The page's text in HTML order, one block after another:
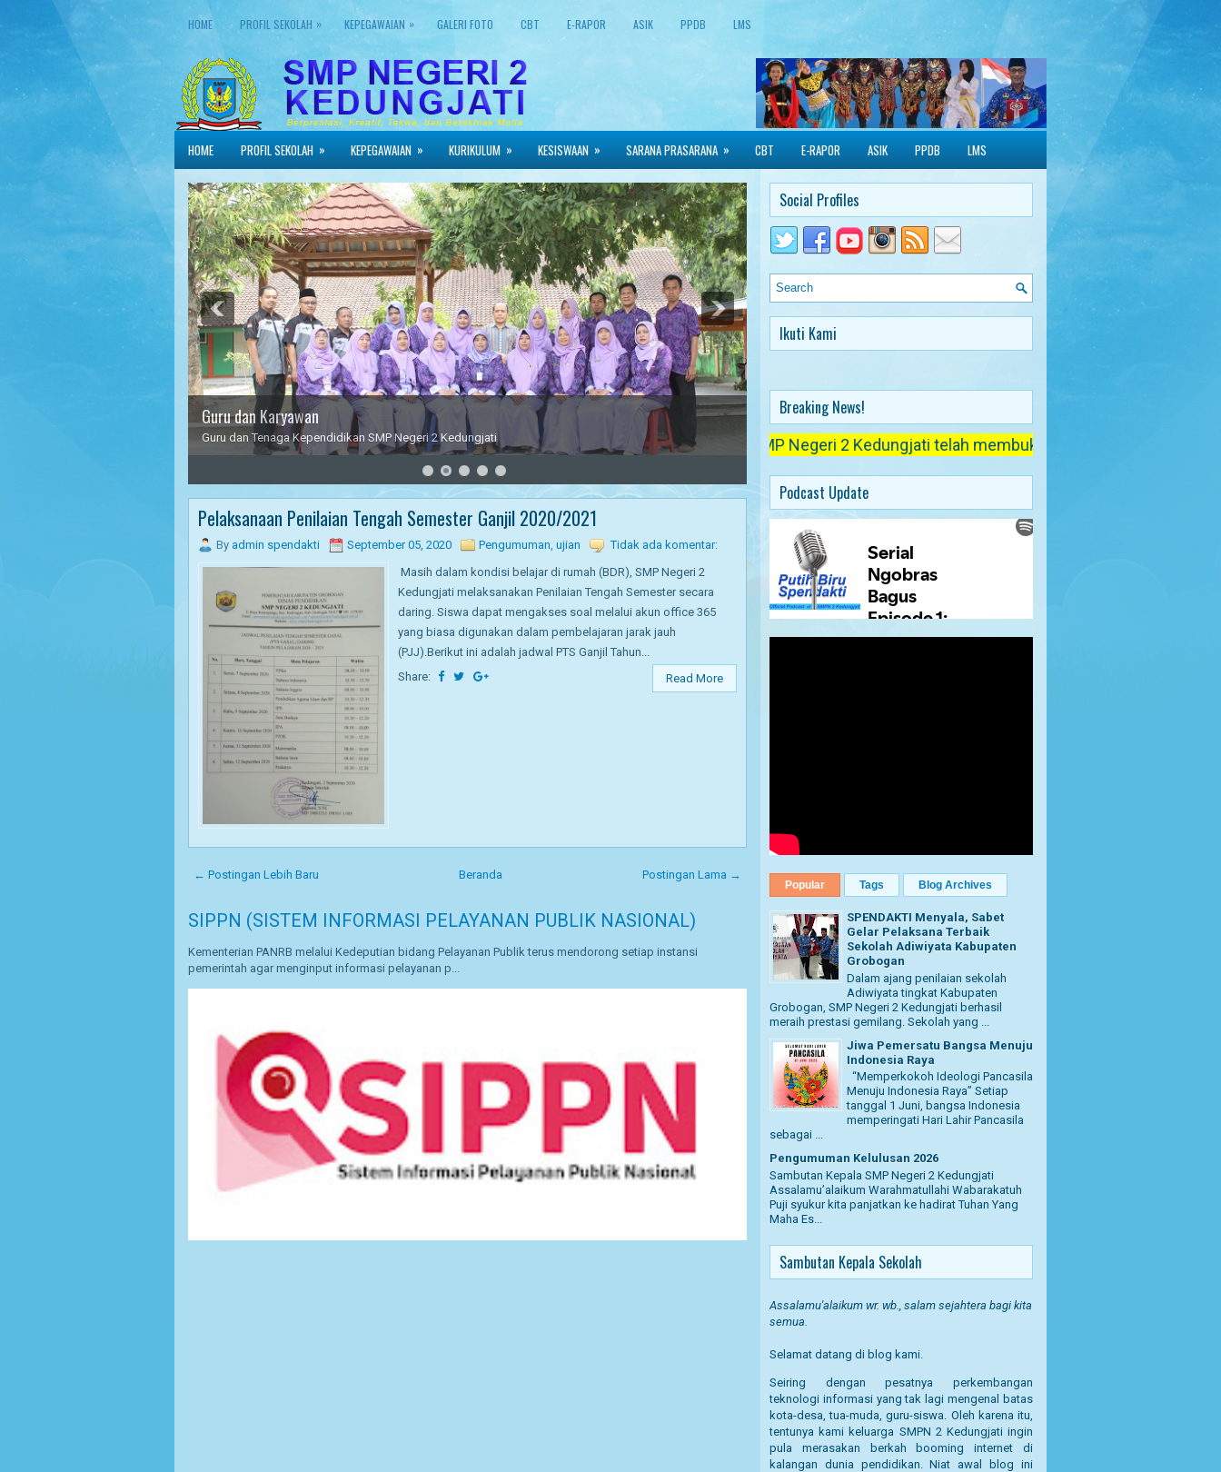
HOME PROFIL SEKOLAH » KEPEGAWAIAN » GALERI FOTO CBT E-RAPOR ASIK PPDB LMS
HOME PROFIL SEKOLAH » KEPEGAWAIAN » KURIKULUM » KESISWAAN » SARANA PRASARANA » CBT E-RAPOR ASIK PPDB LMS
Kepala SMP N 2 Kedungjati
Bapak Kepala Sekolah memberikan amanat saat Upacara Bendera
Pelaksanaan Penilaian Tengah Semester Ganjil 2020/2021
By admin spendakti September 05, 2020 Pengumuman, ujian
Tidak ada komentar:
Masih dalam kondisi belajar di rumah (BDR), SMP Negeri 2
Kedungjati melaksanakan Penilaian Tengah Semester secara
daring. Siswa dapat mengakses soal melalui akun office 365
yang biasa digunakan dalam pembelajaran jarak jauh
(PJJ).Berikut ini adalah jadwal PTS Ganjil Tahun...
Share:
Read More
← Postingan Lebih Baru Postingan Lama →
Beranda
SIPPN (SISTEM INFORMASI PELAYANAN PUBLIK NASIONAL)
Kementerian PANRB melalui Kedeputian bidang Pelayanan Publik terus mendorong setiap instansi
pemerintah agar menginput informasi pelayanan p...
Social Profiles
Ikuti Kami
Breaking News!
SMP Negeri 2 Kedungjati telah membuka pendaftaran untuk Peserta
Podcast Update
Popular Tags Blog Archives
SPENDAKTI Menyala, Sabet
Gelar Pelaksana Terbaik
Sekolah Adiwiyata Kabupaten
Grobogan
Dalam ajang penilaian sekolah
Adiwiyata tingkat Kabupaten
Grobogan, SMP Negeri 2 Kedungjati berhasil
meraih prestasi gemilang. Sekolah yang ...
Jiwa Pemersatu Bangsa Menuju
Indonesia Raya
“Memperkokoh Ideologi Pancasila
Menuju Indonesia Raya” Setiap
tanggal 1 Juni, bangsa Indonesia
memperingati Hari Lahir Pancasila
sebagai ...
Pengumuman Kelulusan 2026
Sambutan Kepala SMP Negeri 2 Kedungjati
Assalamu’alaikum Warahmatullahi Wabarakatuh
Puji syukur kita panjatkan ke hadirat Tuhan Yang
Maha Es...
Sambutan Kepala Sekolah
Assalamu'alaikum wr. wb., salam sejahtera bagi kita
semua.
Selamat datang di blog kami.
Seiring dengan pesatnya perkembangan
teknologi informasi yang tak lagi mengenal batas
kota-desa, tua-muda, guru-siswa. Oleh karena itu,
tentunya kami keluarga SMPN 2 Kedungjati ingin
pula merasakan berkah booming internet di
kalangan dunia pendidikan. Niat awal blog ini